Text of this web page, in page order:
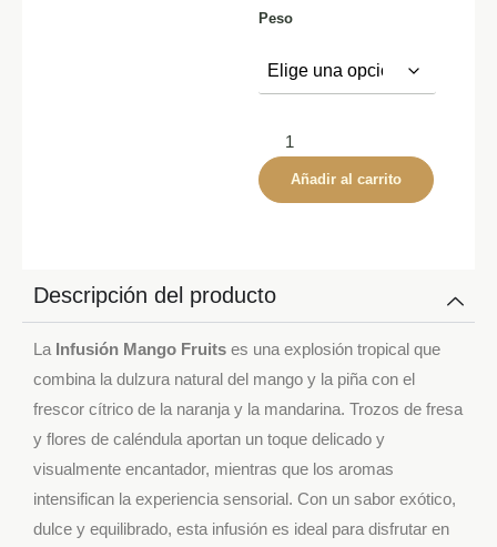
Peso
Añadir al carrito
Descripción del producto
La Infusión Mango Fruits es una explosión tropical que
combina la dulzura natural del mango y la piña con el
frescor cítrico de la naranja y la mandarina. Trozos de fresa
y flores de caléndula aportan un toque delicado y
visualmente encantador, mientras que los aromas
intensifican la experiencia sensorial. Con un sabor exótico,
dulce y equilibrado, esta infusión es ideal para disfrutar en